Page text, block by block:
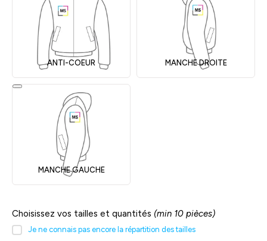
ANTI-COEUR MANCHE DROITE
MANCHE GAUCHE
Choisissez vos tailles et quantités (min 10 pièces)
Je ne connais pas encore la répartition des tailles